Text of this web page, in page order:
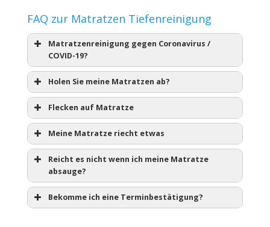
FAQ zur Matratzen Tiefenreinigung
Matratzenreinigung gegen Coronavirus /
COVID-19?
Holen Sie meine Matratzen ab?
Flecken auf Matratze
Meine Matratze riecht etwas
Reicht es nicht wenn ich meine Matratze
absauge?
Bekomme ich eine Terminbestätigung?